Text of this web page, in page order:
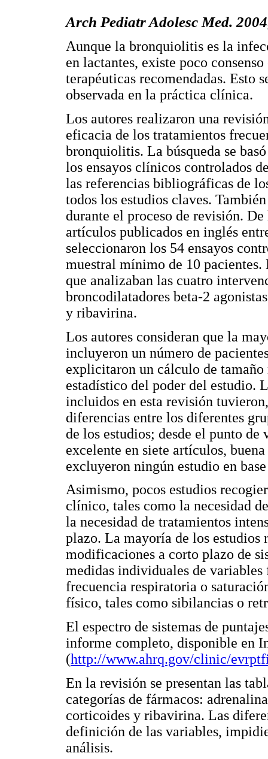
Arch Pediatr Adolesc Med.
Aunque la bronquiolitis es la
en lactantes, existe poco
terapéuticas recomendadas. Esto
observada en la práctica clínica.
Los autores realizaron una
eficacia de los tratamientos
bronquiolitis. La búsqueda se
los ensayos clínicos controlados
las referencias bibliográficas de
todos los estudios claves.
durante el proceso de revisión.
artículos publicados en inglés
seleccionaron los 54 ensayos
muestral mínimo de 10 pacientes.
que analizaban las cuatro
broncodilatadores beta-2
y ribavirina.
Los autores consideran que la
incluyeron un número de
explicitaron un cálculo de
estadístico del poder del estudio.
incluidos en esta revisión
diferencias entre los diferentes
de los estudios; desde el punto
excelente en siete artículos,
excluyeron ningún estudio en
Asimismo, pocos estudios
clínico, tales como la necesidad
la necesidad de tratamientos
plazo. La mayoría de los estudios
modificaciones a corto plazo de
medidas individuales de
frecuencia respiratoria o
físico, tales como sibilancias o
El espectro de sistemas de
informe completo, disponible en
(http://www.ahrq.gov/clinic/
En la revisión se presentan las
categorías de fármacos:
corticoides y ribavirina. Las
definición de las variables,
análisis.